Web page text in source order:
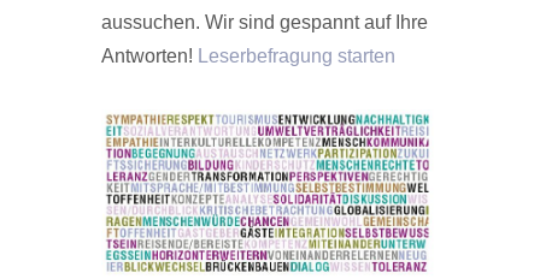
aussuchen. Wir sind gespannt auf Ihre
Antworten! Leserbefragung starten